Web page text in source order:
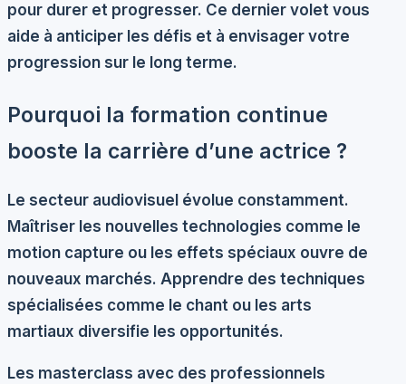
pour durer et progresser. Ce dernier volet vous
aide à anticiper les défis et à envisager votre
progression sur le long terme.
Pourquoi la formation continue
booste la carrière d’une actrice ?
Le secteur audiovisuel évolue constamment.
Maîtriser les nouvelles technologies comme le
motion capture ou les effets spéciaux ouvre de
nouveaux marchés. Apprendre des techniques
spécialisées comme le chant ou les arts
martiaux diversifie les opportunités.
Les masterclass avec des professionnels